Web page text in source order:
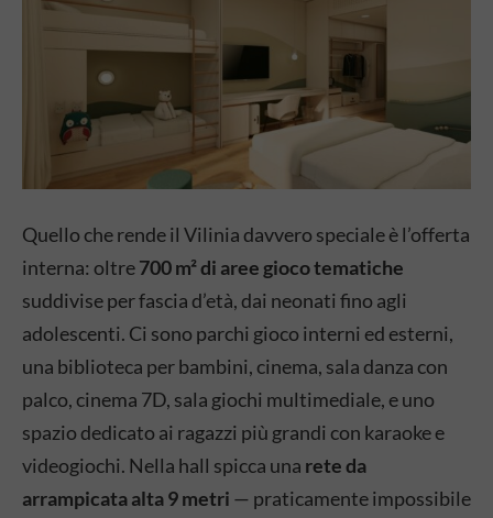
Quello che rende il Vilinia davvero speciale è l’offerta
interna: oltre700 m² di aree gioco tematiche
suddivise per fascia d’età, dai neonati fino agli
adolescenti. Ci sono parchi gioco interni ed esterni,
una biblioteca per bambini, cinema, sala danza con
palco, cinema 7D, sala giochi multimediale, e uno
spazio dedicato ai ragazzi più grandi con karaoke e
videogiochi. Nella hall spicca una rete da
arrampicata alta 9 metri — praticamente impossibile